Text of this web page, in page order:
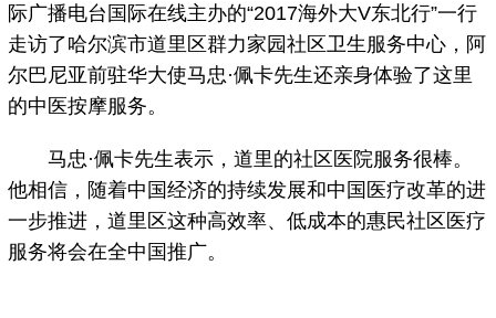
际广播电台国际在线主办的“2017海外大V东北行”一行
走访了哈尔滨市道里区群力家园社区卫生服务中心，阿
尔巴尼亚前驻华大使马忠·佩卡先生还亲身体验了这里
的中医按摩服务。
马忠·佩卡先生表示，道里的社区医院服务很棒。
他相信，随着中国经济的持续发展和中国医疗改革的进
一步推进，道里区这种高效率、低成本的惠民社区医疗
服务将会在全中国推广。